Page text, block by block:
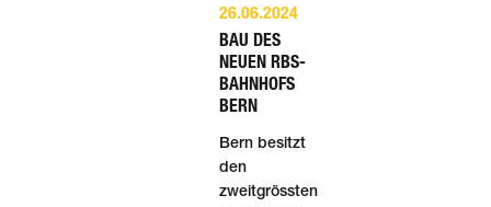
26.06.2024
BAU DES
NEUEN RBS-
BAHNHOFS
BERN
Bern besitzt
den
zweitgrössten